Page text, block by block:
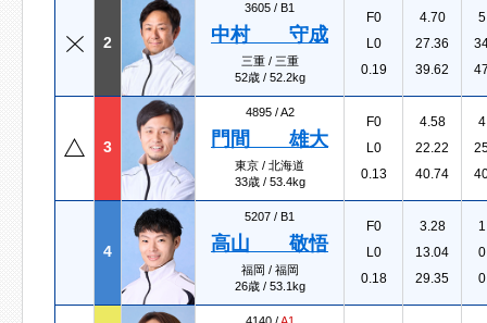
2
3605 / B1
中村 守成
三重 / 三重
52歳 / 52.2kg
F0
L0
0.19
4.70
27.36
39.62
3
4895 /A2
門間 雄大
東京 / 北海道
33歳 / 53.4kg
F0
L0
0.13
4.58
22.22
40.74
4
5207 / B1
高山 敬悟
福岡 / 福岡
26歳 / 53.1kg
F0
L0
0.18
3.28
13.04
29.35